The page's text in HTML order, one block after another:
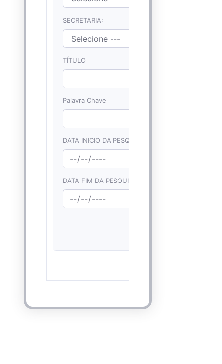
SECRETARIA:
TÍTULO
Palavra Chave
DATA INICIO DA PESQUISA: *
DATA FIM DA PESQUISA: *